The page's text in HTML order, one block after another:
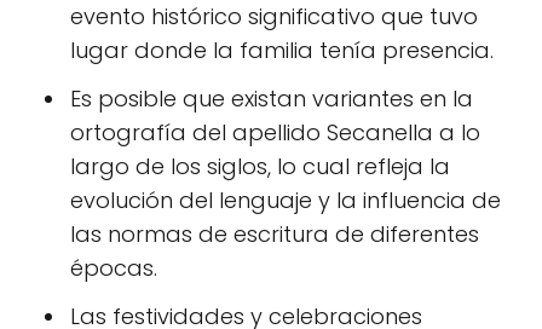
evento histórico significativo que tuvo
lugar donde la familia tenía presencia.
Es posible que existan variantes en la
ortografía del apellido Secanella a lo
largo de los siglos, lo cual refleja la
evolución del lenguaje y la influencia de
las normas de escritura de diferentes
épocas.
Las festividades y celebraciones